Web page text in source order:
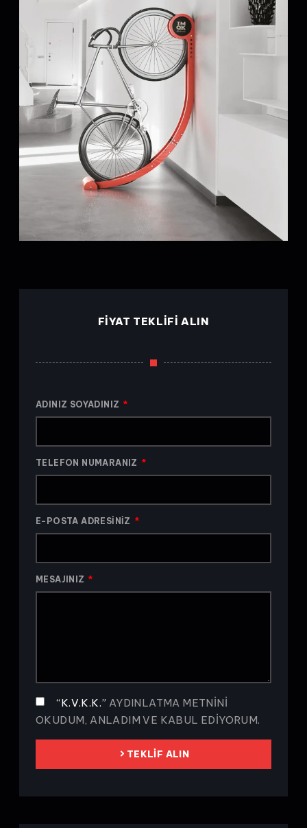
FIYAT TEKLIFI ALIN
ADINIZ SOYADINIZ
TELEFON NUMARANIZ
E-POSTA ADRESINIZ
MESAJINIZ
“K.V.K.K.” AYDINLATMA METNINI
OKUDUM, ANLADIM VE KABUL EDIYORUM.
TEKLIF ALIN